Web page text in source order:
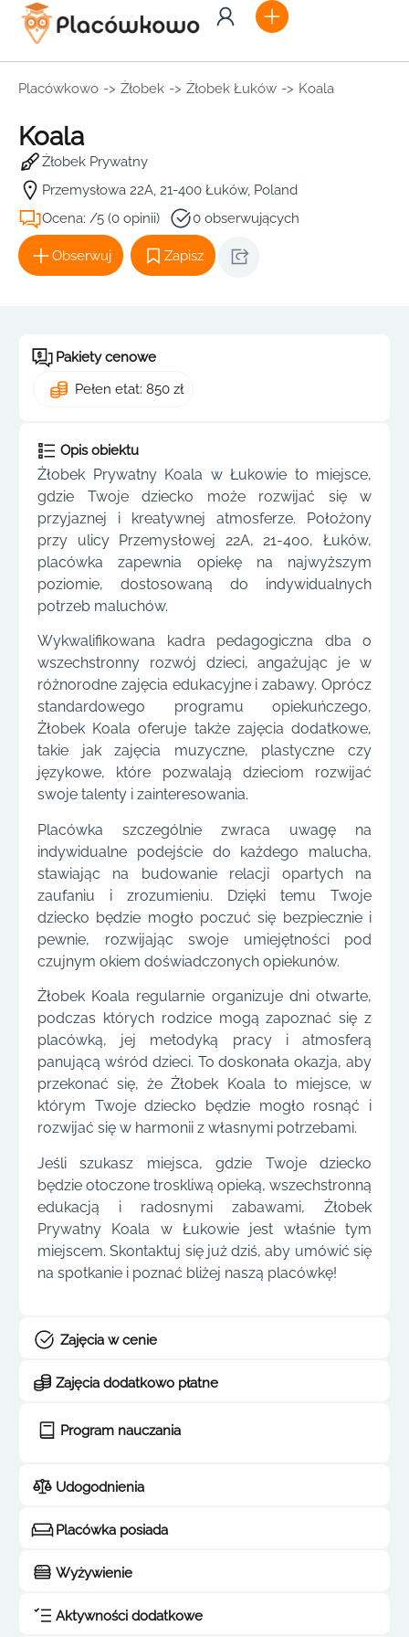
Placówkowo -> Żłobek -> Żłobek Łuków -> Koala
Koala
Żłobek Prywatny
Przemysłowa 22A, 21-400 Łuków, Poland
Ocena: /5 (0 opinii)
0 obserwujących
Obserwuj Zapisz
Pakiety cenowe
Pełen etat: 850 zł
Opis obiektu
Żłobek Prywatny Koala w Łukowie to miejsce,
gdzie Twoje dziecko może rozwijać się w
przyjaznej i kreatywnej atmosferze. Położony
przy ulicy Przemysłowej 22A, 21-400, Łuków,
placówka zapewnia opiekę na najwyższym
poziomie, dostosowaną do indywidualnych
potrzeb maluchów.
Wykwalifikowana kadra pedagogiczna dba o
wszechstronny rozwój dzieci, angażując je w
różnorodne zajęcia edukacyjne i zabawy. Oprócz
standardowego programu opiekuńczego,
Żłobek Koala oferuje także zajęcia dodatkowe,
takie jak zajęcia muzyczne, plastyczne czy
językowe, które pozwalają dzieciom rozwijać
swoje talenty i zainteresowania.
Placówka szczególnie zwraca uwagę na
indywidualne podejście do każdego malucha,
stawiając na budowanie relacji opartych na
zaufaniu i zrozumieniu. Dzięki temu Twoje
dziecko będzie mogło poczuć się bezpiecznie i
pewnie, rozwijając swoje umiejętności pod
czujnym okiem doświadczonych opiekunów.
Żłobek Koala regularnie organizuje dni otwarte,
podczas których rodzice mogą zapoznać się z
placówką, jej metodyką pracy i atmosferą
panującą wśród dzieci. To doskonała okazja, aby
przekonać się, że Żłobek Koala to miejsce, w
którym Twoje dziecko będzie mogło rosnąć i
rozwijać się w harmonii z własnymi potrzebami.
Jeśli szukasz miejsca, gdzie Twoje dziecko
będzie otoczone troskliwą opieką, wszechstronną
edukacją i radosnymi zabawami, Żłobek
Prywatny Koala w Łukowie jest właśnie tym
miejscem. Skontaktuj się już dziś, aby umówić się
na spotkanie i poznać bliżej naszą placówkę!
Zajęcia w cenie
Zajęcia dodatkowo płatne
Program nauczania
Udogodnienia
Placówka posiada
Wyżywienie
Aktywności dodatkowe